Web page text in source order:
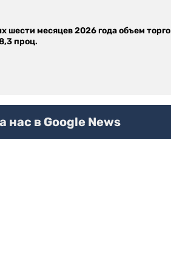
шести месяцев 2026 года объем
проц.
нас в Google News